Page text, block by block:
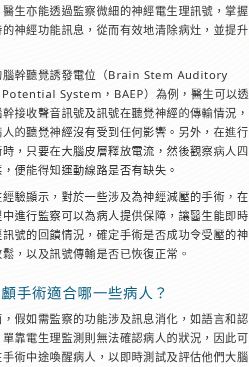
生亦能透過監察微細的神經電生理訊號，掌握
神經功能訊息，從而有效地清除病灶，並提升
腦幹聽覺誘發電位（Brain Stem Auditory
System，BAEP）為例，醫生可以透
接收聲音訊號及訊號在聽覺神經的傳輸情況，
的聽覺神經沒有受到任何影響。另外，在進行
，只要在大腦皮層釋放電流，然後觀察病人四
便能得知運動線路是否有缺失。
驗顯示，對於一些涉及為神經減壓的手術，在
進行監察可以為病人提供保障，讓醫生能即時
號的回饋情況，確定手術是否成功令受壓的神
，以及訊號傳輸是否已恢復正常。
手術適合哪一些病人？
假如需監察的功能涉及訊息消化，如語言和認
靠電生理監測則無法確認病人的狀況，因此可
術中途喚醒病人，以即時測試及評估他們大腦